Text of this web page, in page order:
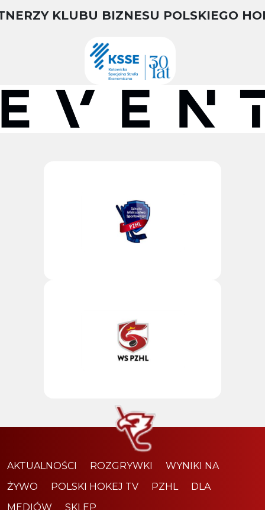
KLUBU BIZNESU POLSKIEGO
AKTUALNOŚCI ROZGRYWKI
WYNIKI NA
ŻYWO
POLSKI HOKEJ TV PZHL
DLA
MEDIÓW
SKLEP